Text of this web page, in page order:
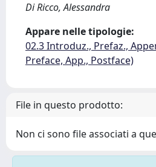
Di Ricco, Alessandra
Appare nelle tipologie:
02.3 Introduz., Prefaz.,
Preface, App., Postface)
File in questo prodotto:
Non ci sono file associati a